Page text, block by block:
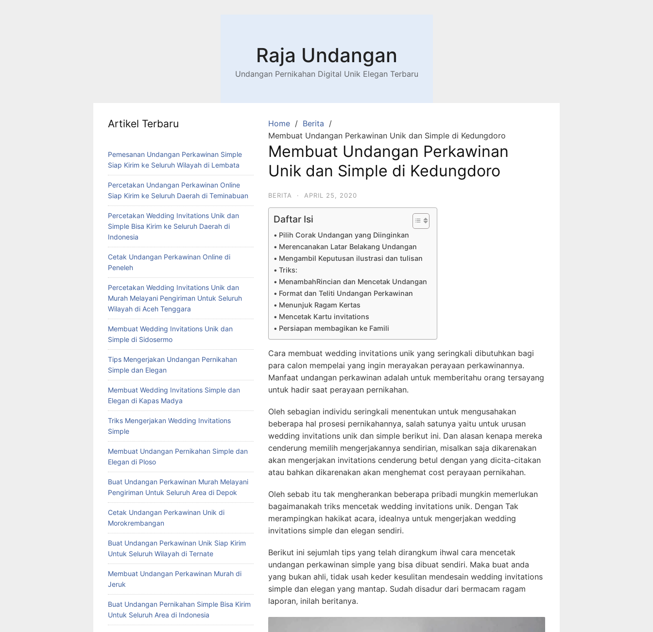
Raja Undangan
Undangan Pernikahan Digital Unik Elegan Terbaru
Home
Berita
Membuat Undangan Perkawinan Unik dan Simple di Kedungdoro
Membuat Undangan Perkawinan
Unik dan Simple di Kedungdoro
BERITA · APRIL 25, 2020
Daftar Isi
Pilih Corak Undangan yang Diinginkan
Merencanakan Latar Belakang Undangan
Mengambil Keputusan ilustrasi dan tulisan
Triks:
MenambahRincian dan Mencetak Undangan
Format dan Teliti Undangan Perkawinan
Menunjuk Ragam Kertas
Mencetak Kartu invitations
Persiapan membagikan ke Famili
Cara membuat wedding invitations unik yang seringkali dibutuhkan bagi
para calon mempelai yang ingin merayakan perayaan perkawinannya.
Manfaat undangan perkawinan adalah untuk memberitahu orang tersayang
untuk hadir saat perayaan pernikahan.
Oleh sebagian individu seringkali menentukan untuk mengusahakan
beberapa hal prosesi pernikahannya, salah satunya yaitu untuk urusan
wedding invitations unik dan simple berikut ini. Dan alasan kenapa mereka
cenderung memilih mengerjakannya sendirian, misalkan saja dikarenakan
akan mengerjakan invitations cenderung betul dengan yang dicita-citakan
atau bahkan dikarenakan akan menghemat cost perayaan pernikahan.
Oleh sebab itu tak mengherankan beberapa pribadi mungkin memerlukan
bagaimanakah triks mencetak wedding invitations unik. Dengan Tak
merampingkan hakikat acara, idealnya untuk mengerjakan wedding
invitations simple dan elegan sendiri.
Berikut ini sejumlah tips yang telah dirangkum ihwal cara mencetak
undangan perkawinan simple yang bisa dibuat sendiri. Maka buat anda
yang bukan ahli, tidak usah keder kesulitan mendesain wedding invitations
simple dan elegan yang mantap. Sudah disadur dari bermacam ragam
laporan, inilah beritanya.
Artikel Terbaru
Pemesanan Undangan Perkawinan Simple
Siap Kirim ke Seluruh Wilayah di Lembata
Percetakan Undangan Perkawinan Online
Siap Kirim ke Seluruh Daerah di Teminabuan
Percetakan Wedding Invitations Unik dan
Simple Bisa Kirim ke Seluruh Daerah di
Indonesia
Cetak Undangan Perkawinan Online di
Peneleh
Percetakan Wedding Invitations Unik dan
Murah Melayani Pengiriman Untuk Seluruh
Wilayah di Aceh Tenggara
Membuat Wedding Invitations Unik dan
Simple di Sidosermo
Tips Mengerjakan Undangan Pernikahan
Simple dan Elegan
Membuat Wedding Invitations Simple dan
Elegan di Kapas Madya
Triks Mengerjakan Wedding Invitations
Simple
Membuat Undangan Pernikahan Simple dan
Elegan di Ploso
Buat Undangan Perkawinan Murah Melayani
Pengiriman Untuk Seluruh Area di Depok
Cetak Undangan Perkawinan Unik di
Morokrembangan
Buat Undangan Perkawinan Unik Siap Kirim
Untuk Seluruh Wilayah di Ternate
Membuat Undangan Perkawinan Murah di
Jeruk
Buat Undangan Pernikahan Simple Bisa Kirim
Untuk Seluruh Area di Indonesia